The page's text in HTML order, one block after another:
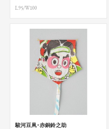
L95/W100
駿河豆凧･赤銅鈴之助